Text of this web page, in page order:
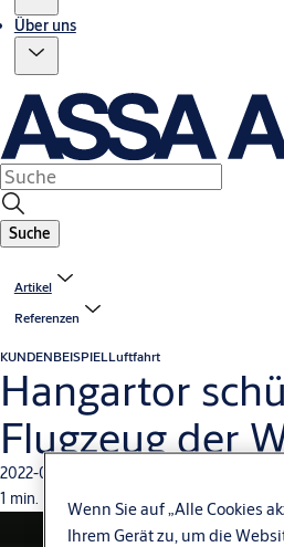
Über uns
Suche
Artikel
Referenzen
KUNDENBEISPIELLuftfahrt
Hangartor
Flugzeug der
2022-03-04
1 min. LesedauerWenn Sie auf „Alle Cookies
Ihrem Gerät zu, um die